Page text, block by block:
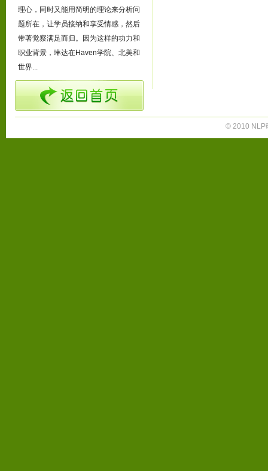
理心，同时又能用简明的理论来分析问
题所在，让学员接纳和享受情感，然后
带著觉察满足而归。因为这样的功力和
职业背景，琳达在Haven学院、北美和
世界...
© 2010 NLP